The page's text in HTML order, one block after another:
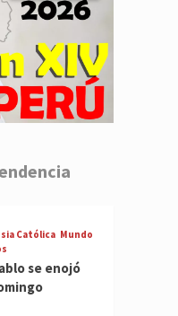
Católica Mundo
se enojó